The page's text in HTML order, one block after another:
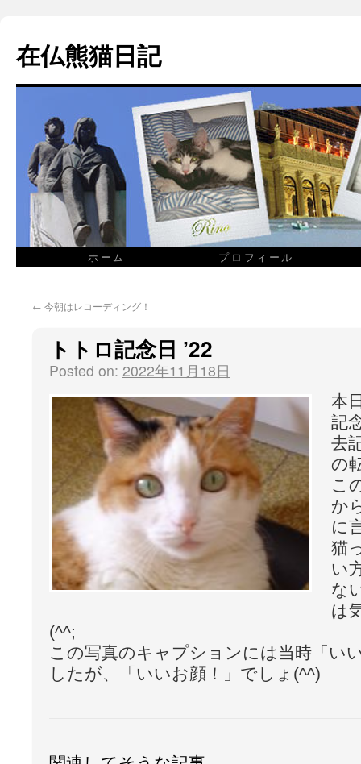
在仏熊猫日記
ホーム プロフィール
← 今朝はレコーディング！
トトロ記念日 ’22
Posted on: 2022年11月18日
本
記
去
の
こ
か
に
猫
い
な
は
(^^;
この写真のキャプションには当時「い
したが、「いいお顔！」でしょ(^^)